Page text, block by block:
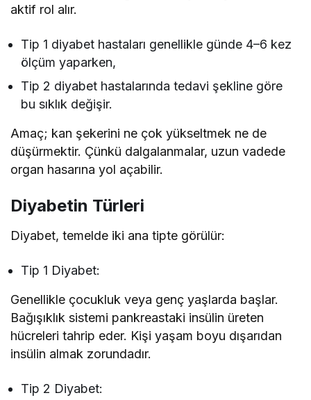
aktif rol alır.
Tip 1 diyabet hastaları genellikle günde 4–6 kez
ölçüm yaparken,
Tip 2 diyabet hastalarında tedavi şekline göre
bu sıklık değişir.
Amaç; kan şekerini ne çok yükseltmek ne de
düşürmektir. Çünkü dalgalanmalar, uzun vadede
organ hasarına yol açabilir.
Diyabetin Türleri
Diyabet, temelde iki ana tipte görülür:
Tip 1 Diyabet:
Genellikle çocukluk veya genç yaşlarda başlar.
Bağışıklık sistemi pankreastaki insülin üreten
hücreleri tahrip eder. Kişi yaşam boyu dışarıdan
insülin almak zorundadır.
Tip 2 Diyabet: